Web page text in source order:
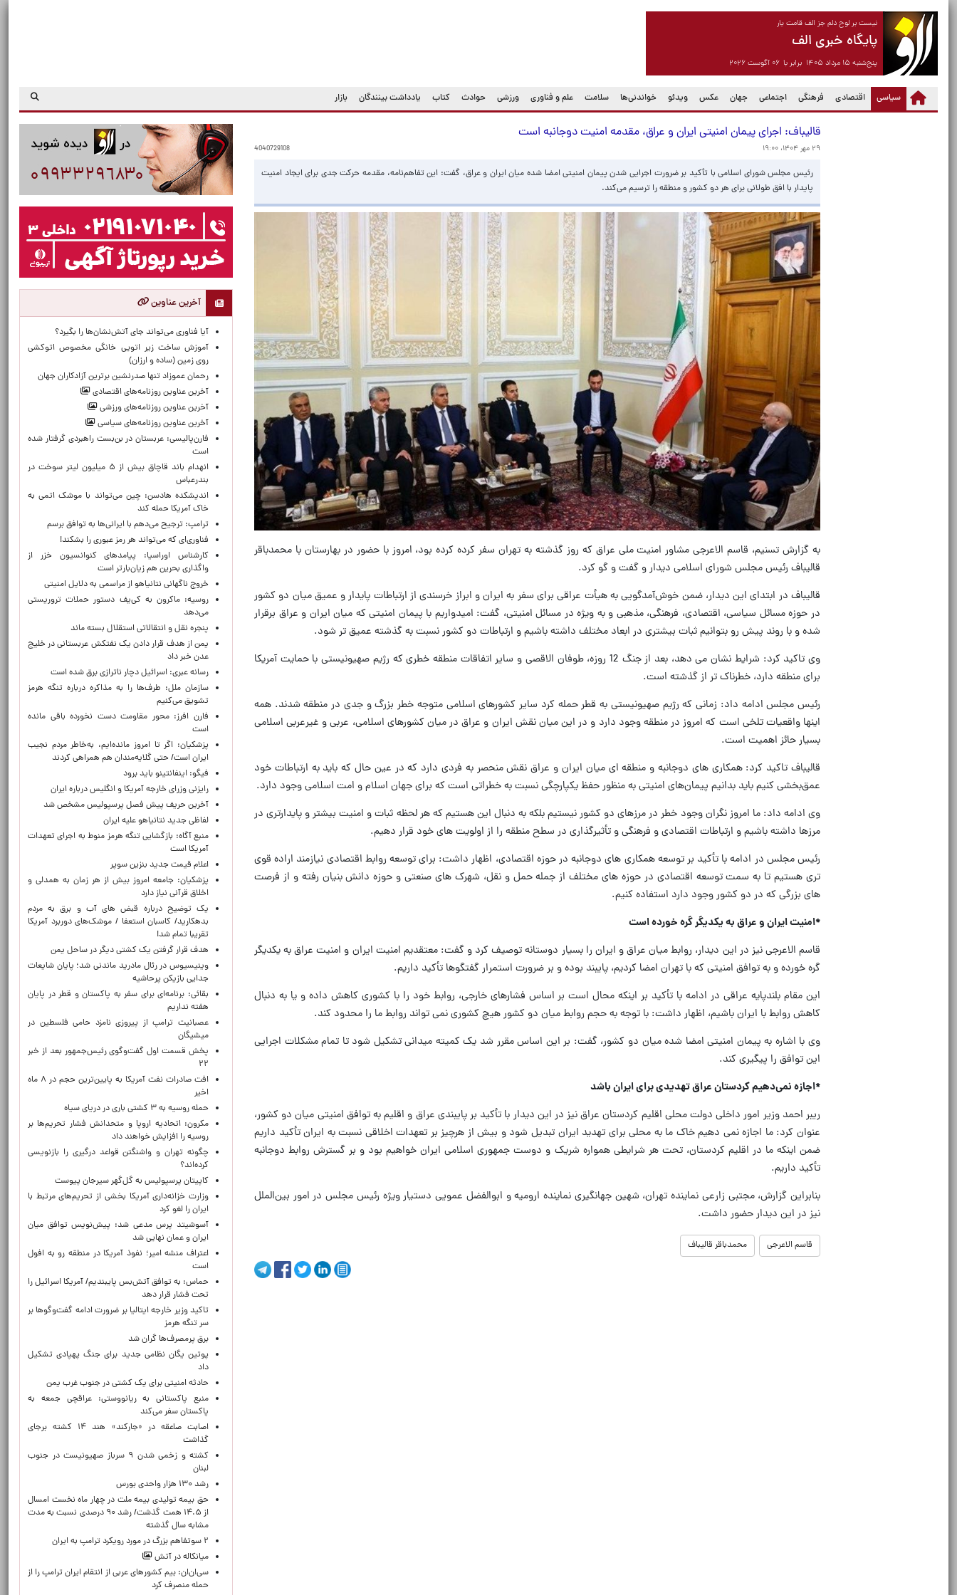
نیست بر لوح دلم جز الف قامت یار
پایگاه خبری الف
پنج‌شنبه ۱۵ مرداد ۱۴۰۵ برابر با ۰۶ آگوست ۲۰۲۶
سیاسی
(current) اقتصادی فرهنگی اجتماعی جهان عکس ویدئو خواندنی‌ها سلامت علم و فناوری ورزشی حوادث کتاب یادداشت بینندگان بازار
قالیباف: اجرای پیمان امنیتی ایران و عراق، مقدمه امنیت دوجانبه است
۲۹ مهر ۱۴۰۴، ۱۹:۰۰ 4040729108
رئیس مجلس شورای اسلامی با تأکید بر ضرورت اجرایی شدن پیمان امنیتی امضا شده میان ایران و عراق، گفت: این تفاهم‌نامه، مقدمه حرکت جدی برای ایجاد امنیت
پایدار با افق طولانی برای هر دو کشور و منطقه را ترسیم می‌کند.
به گزارش تسنیم، قاسم الاعرجی مشاور امنیت ملی عراق که روز گذشته به تهران سفر کرده کرده بود، امروز با حضور در بهارستان با محمدباقر
قالیباف رئیس مجلس شورای اسلامی دیدار و گفت و گو کرد.
قالیباف در ابتدای این دیدار، ضمن خوش‌آمدگویی به هیأت عراقی برای سفر به ایران و ابراز خرسندی از ارتباطات پایدار و عمیق میان دو کشور
در حوزه مسائل سیاسی، اقتصادی، فرهنگی، مذهبی و به ویژه در مسائل امنیتی، گفت: امیدواریم با پیمان امنیتی که میان ایران و عراق برقرار
شده و با روند پیش رو بتوانیم ثبات بیشتری در ابعاد مختلف داشته باشیم و ارتباطات دو کشور نسبت به گذشته عمیق تر شود.
وی تاکید کرد: شرایط نشان می دهد، بعد از جنگ 12 روزه، طوفان الاقصی و سایر اتفاقات منطقه خطری که رژیم صهیونیستی با حمایت آمریکا
برای منطقه دارد، خطرناک تر از گذشته است.
رئیس مجلس ادامه داد: زمانی که رژیم صهیونیستی به قطر حمله کرد سایر کشورهای اسلامی متوجه خطر بزرگ و جدی در منطقه شدند. همه
اینها واقعیات تلخی است که امروز در منطقه وجود دارد و در این میان نقش ایران و عراق در میان کشورهای اسلامی، عربی و غیرعربی اسلامی
بسیار حائز اهمیت است.
قالیباف تاکید کرد: همکاری های دوجانبه و منطقه ای میان ایران و عراق نقش منحصر به فردی دارد که در عین حال که باید به ارتباطات خود
عمق‌بخشی کنیم باید بدانیم پیمان‌های امنیتی به منظور حفظ یکپارچگی نسبت به خطراتی است که برای جهان اسلام و امت اسلامی وجود دارد.
وی ادامه داد: ما امروز نگران وجود خطر در مرزهای دو کشور نیستیم بلکه به دنبال این هستیم که هر لحظه ثبات و امنیت بیشتر و پایدارتری در
مرزها داشته باشیم و ارتباطات اقتصادی و فرهنگی و تأثیرگذاری در سطح منطقه را از اولویت های خود قرار دهیم.
رئیس مجلس در ادامه با تأکید بر توسعه همکاری های دوجانبه در حوزه اقتصادی، اظهار داشت: برای توسعه روابط اقتصادی نیازمند اراده قوی
تری هستیم تا به سمت توسعه اقتصادی در حوزه های مختلف از جمله حمل و نقل، شهرک های صنعتی و حوزه دانش بنیان رفته و از فرصت
های بزرگی که در دو کشور وجود دارد استفاده کنیم.
*امنیت ایران و عراق به یکدیگر گره خورده است
قاسم الاعرجی نیز در این دیدار، روابط میان عراق و ایران را بسیار دوستانه توصیف کرد و گفت: معتقدیم امنیت ایران و امنیت عراق به یکدیگر
گره خورده و به توافق امنیتی که با تهران امضا کردیم، پایبند بوده و بر ضرورت استمرار گفتگوها تأکید داریم.
این مقام بلندپایه عراقی در ادامه با تأکید بر اینکه محال است بر اساس فشارهای خارجی، روابط خود را با کشوری کاهش داده و یا به دنبال
کاهش روابط با ایران باشیم، اظهار داشت: با توجه به حجم روابط میان دو کشور هیچ کشوری نمی تواند روابط ما را محدود کند.
وی با اشاره به پیمان امنیتی امضا شده میان دو کشور، گفت: بر این اساس مقرر شد یک کمیته میدانی تشکیل شود تا تمام مشکلات اجرایی
این توافق را پیگیری کند.
*اجازه نمی‌دهیم کردستان عراق تهدیدی برای ایران باشد
ریبر احمد وزیر امور داخلی دولت محلی اقلیم کردستان عراق نیز در این دیدار با تأکید بر پایبندی عراق و اقلیم به توافق امنیتی میان دو کشور،
عنوان کرد: ما اجازه نمی دهیم خاک ما به محلی برای تهدید ایران تبدیل شود و بیش از هرچیز بر تعهدات اخلاقی نسبت به ایران تأکید داریم
ضمن اینکه ما در اقلیم کردستان، تحت هر شرایطی همواره شریک و دوست جمهوری اسلامی ایران خواهیم بود و بر گسترش روابط دوجانبه
تأکید داریم.
بنابراین گزارش، مجتبی زارعی نماینده تهران، شهین جهانگیری نماینده ارومیه و ابوالفضل عمویی دستیار ویژه رئیس مجلس در امور بین‌الملل
نیز در این دیدار حضور داشت.
قاسم الاعرجی محمدباقر قالیباف
آخرین عناوین
آیا فناوری می‌تواند جای آتش‌نشان‌ها را بگیرد؟
آموزش ساخت زیر اتویی خانگی مخصوص اتوکشی
روی زمین (ساده و ارزان)
رحمان عموزاد تنها صدرنشین برترین آزادکاران جهان
آخرین عناوین روزنامه‌های اقتصادی
آخرین عناوین روزنامه‌های ورزشی
آخرین عناوین روزنامه‌های سیاسی
فارن‌پالیسی: عربستان در بن‌بست راهبردی گرفتار شده
است
انهدام باند قاچاق بیش از ۵ میلیون لیتر سوخت در
بندرعباس
اندیشکده هادسن: چین می‌تواند با موشک اتمی به
خاک آمریکا حمله کند
ترامپ: ترجیح می‌دهم با ایرانی‌‌ها به توافق برسم
فناوری‌ای که می‌تواند هر رمز عبوری را بشکند!
کارشناس اوراسیا: پیامدهای کنوانسیون خزر از
واگذاری بحرین هم زیان‌بارتر است
خروج ناگهانی نتانیاهو از مراسمی به دلایل امنیتی
روسیه: ماکرون به کی‌یف دستور حملات تروریستی
می‌دهد
پنجره‌ نقل و انتقالاتی استقلال بسته ماند
یمن از هدف قرار دادن یک نفتکش عربستانی در خلیج
عدن خبر داد
رسانه عبری: اسرائیل دچار ناترازی برق شده است
سازمان ملل: طرف‌ها را به مذاکره درباره تنگه هرمز
تشویق می‌کنیم
فارن افرز: محور مقاومت دست نخورده باقی مانده
است
پزشکیان: اگر تا امروز مانده‌ایم، به‌خاطر مردم نجیب
ایران است/ حتی گلایه‌مندان هم همراهی کردند
فیگو: اینفانتینو باید برود
رایزنی وزرای خارجه آمریکا و انگلیس درباره ایران
آخرین حریف پیش فصل پرسپولیس مشخص شد
لفاظی جدید نتانیاهو علیه ایران
منبع آگاه: بازگشایی تنگه هرمز منوط به اجرای تعهدات
آمریکا است
اعلام قیمت جدید بنزین سوپر
پزشکیان: جامعه امروز بیش از هر زمان به همدلی و
اخلاق قرآنی نیاز دارد
یک توضیح درباره قبض های آب و برق به مردم
بدهکارید/ کاسبان استعفا / موشک‌های دوربرد آمریکا
تقریبا تمام شد!
هدف قرار گرفتن یک کشتی دیگر در ساحل یمن
وینیسیوس در رئال مادرید ماندنی شد؛ پایان شایعات
جدایی بازیکن پرحاشیه
بقائی: برنامه‌ای برای سفر به پاکستان و قطر در پایان
هفته نداریم
عصبانیت ترامپ از پیروزی نامزد حامی فلسطین در
میشیگان
پخش قسمت اول گفت‌وگوی رئیس‌جمهور بعد از خبر
۲۲
افت صادرات نفت آمریکا به پایین‌ترین حجم در ۸ ماه
اخیر
حمله روسیه به ۳ کشتی باری در دریای سیاه
مکرون: اتحادیه اروپا و متحدانش فشار تحریم‌ها بر
روسیه را افزایش خواهند داد
چگونه تهران و واشنگتن قواعد درگیری را بازنویسی
کرده‌اند؟
کاپیتان پرسپولیس به گل‌گهر سیرجان پیوست
وزارت خزانه‌داری آمریکا بخشی از تحریم‌های مرتبط با
ایران را لغو کرد
آسوشیتد پرس مدعی شد: پیش‌نویس توافق میان
ایران و عمان نهایی شد
اعتراف منشه امیر؛ نفوذ آمریکا در منطقه رو به افول
است
حماس: به توافق آتش‌بس پایبندیم/ آمریکا اسرائیل را
تحت فشار قرار دهد
تاکید وزیر خارجه ایتالیا بر ضرورت ادامه گفت‌وگوها بر
سر تنگه هرمز
برق پرمصرف‌ها گران شد
پوتین یگان نظامی جدید برای جنگ پهپادی تشکیل
داد
حادثه امنیتی برای یک کشتی در جنوب غرب یمن
منبع پاکستانی به ریانووستی: عراقچی جمعه به
پاکستان سفر می‌کند
اصابت صاعقه در «جارکند» هند ۱۴ کشته برجای
گذاشت
کشته و زخمی شدن ۹ سرباز صهیونیست در جنوب
لبنان
رشد ۱۳۰ هزار واحدی بورس
حق بیمه تولیدی بیمه ملت در چهار ماه نخست امسال
از ۱۴.۵ همت گذشت/ رشد ۹۰ درصدی نسبت به مدت
مشابه سال گذشته
۲ سوتفاهم بزرگ در مورد رویکرد ترامپ به ایران
میانکاله در آتش
سی‌ان‌ان: بیم کشورهای عربی از انتقام ایران ترامپ را از
حمله منصرف کرد